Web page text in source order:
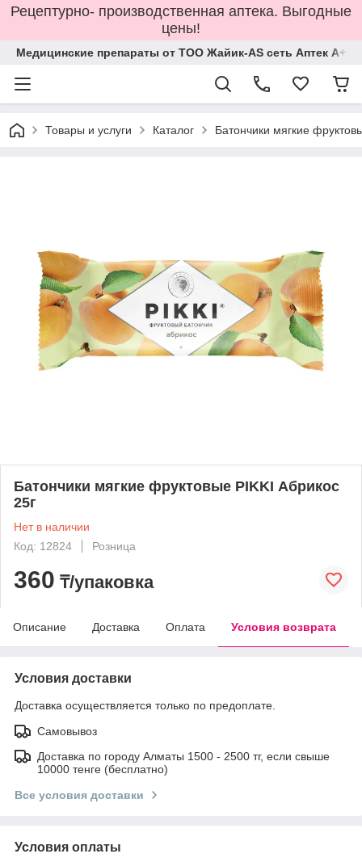
Рецептурно- производственная аптека. Выгодные
цены!
Медицинские препараты от ТОО Жайик-AS сеть Аптек А+
Товары и услуги Каталог Батончики мягкие
Батончики мягкие фруктовые PIKKI Абрикос
25г
Нет в наличии
Код: 12824
Розница
360 ₸/упаковка
Описание Доставка Оплата Условия возврата
Условия доставки
Доставка осуществляется только по предоплате.
Самовывоз
Доставка по городу Алматы 1500 - 2500 тг, если свыше
10000 тенге (бесплатно)
Все условия доставки
Условия оплаты